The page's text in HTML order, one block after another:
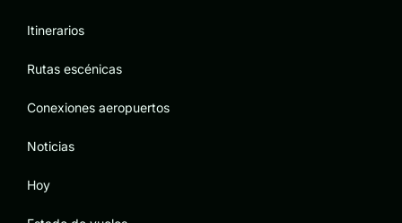
Itinerarios
Rutas escénicas
Conexiones aeropuertos
Noticias
Hoy